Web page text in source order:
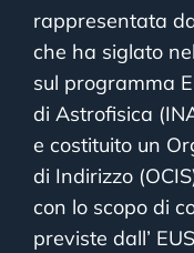
rappresentata
che ha siglato
sul programma
di Astrofisica
e costituito un
di Indirizzo
con lo scopo di
previste dall’